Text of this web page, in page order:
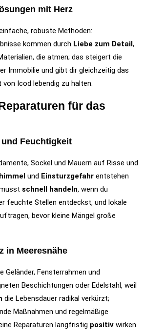
mit Herz
robuste Methoden:
kommen durch Liebe zum Detail,
die atmen; das steigert die
Immobilie und gibt dir gleichzeitig das
Icod lebendig zu halten.
für das
Feuchtigkeit
Sockel und Mauern auf Risse und
und Einsturzgefahr entstehen
schnell handeln, wenn du
feuchte Stellen entdeckst, und lokale
bevor kleine Mängel große
in Meeresnähe
Geländer, Fensterrahmen und
Beschichtungen oder Edelstahl, weil
die Lebensdauer radikal verkürzt;
Maßnahmen und regelmäßige
Reparaturen langfristig positiv wirken.